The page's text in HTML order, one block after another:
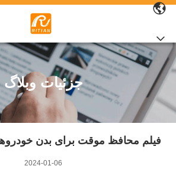
جزئیات وبلاگ
فیلم محافظ موقت برای بدن
2024-01-06